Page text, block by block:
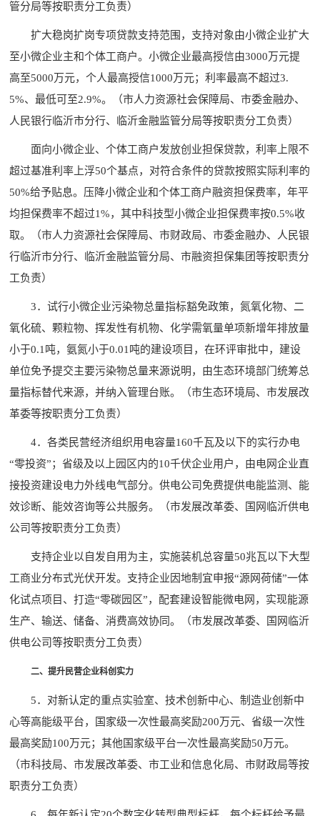
管分局等按职责分工负责）
扩大稳岗扩岗专项贷款支持范围，支持对象由小微企业扩大
至小微企业主和个体工商户。小微企业最高授信由3000万元提
高至5000万元，个人最高授信1000万元；利率最高不超过3.
5%、最低可至2.9%。（市人力资源社会保障局、市委金融办、
人民银行临沂市分行、临沂金融监管分局等按职责分工负责）
面向小微企业、个体工商户发放创业担保贷款，利率上限不
超过基准利率上浮50个基点，对符合条件的贷款按照实际利率的
50%给予贴息。压降小微企业和个体工商户融资担保费率，年平
均担保费率不超过1%，其中科技型小微企业担保费率按0.5%收
取。（市人力资源社会保障局、市财政局、市委金融办、人民银
行临沂市分行、临沂金融监管分局、市融资担保集团等按职责分
工负责）
3．试行小微企业污染物总量指标豁免政策，氮氧化物、二
氧化硫、颗粒物、挥发性有机物、化学需氧量单项新增年排放量
小于0.1吨，氨氮小于0.01吨的建设项目，在环评审批中，建设
单位免予提交主要污染物总量来源说明，由生态环境部门统筹总
量指标替代来源，并纳入管理台账。（市生态环境局、市发展改
革委等按职责分工负责）
4．各类民营经济组织用电容量160千瓦及以下的实行办电
“零投资”；省级及以上园区内的10千伏企业用户，由电网企业直
接投资建设电力外线电气部分。供电公司免费提供电能监测、能
效诊断、能效咨询等公共服务。（市发展改革委、国网临沂供电
公司等按职责分工负责）
支持企业以自发自用为主，实施装机总容量50兆瓦以下大型
工商业分布式光伏开发。支持企业因地制宜申报“源网荷储”一体
化试点项目、打造“零碳园区”，配套建设智能微电网，实现能源
生产、输送、储备、消费高效协同。（市发展改革委、国网临沂
供电公司等按职责分工负责）
二、提升民营企业科创实力
5．对新认定的重点实验室、技术创新中心、制造业创新中
心等高能级平台，国家级一次性最高奖励200万元、省级一次性
最高奖励100万元；其他国家级平台一次性最高奖励50万元。
（市科技局、市发展改革委、市工业和信息化局、市财政局等按
职责分工负责）